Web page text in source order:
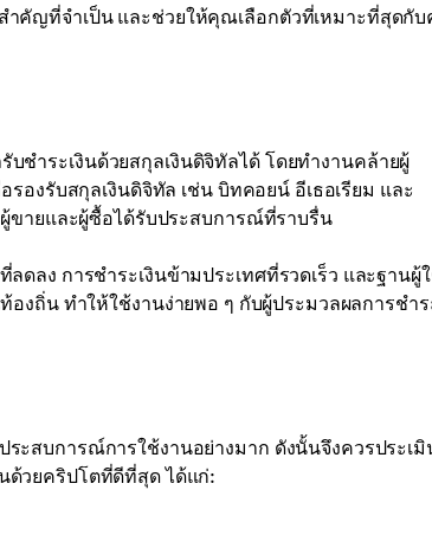
ำคัญที่จำเป็น และช่วยให้คุณเลือกตัวที่เหมาะที่สุดกับ
ชำระเงินด้วยสกุลเงินดิจิทัลได้ โดยทำงานคล้ายผู้
องรับสกุลเงินดิจิทัล เช่น บิทคอยน์ อีเธอเรียม และ
ขายและผู้ซื้อได้รับประสบการณ์ที่ราบรื่น
ดลง การชำระเงินข้ามประเทศที่รวดเร็ว และฐานผู้
องถิ่น ทำให้ใช้งานง่ายพอ ๆ กับผู้ประมวลผลการชำร
ะสบการณ์การใช้งานอย่างมาก ดังนั้นจึงควรประเมิ
ด้วยคริปโตที่ดีที่สุด ได้แก่: